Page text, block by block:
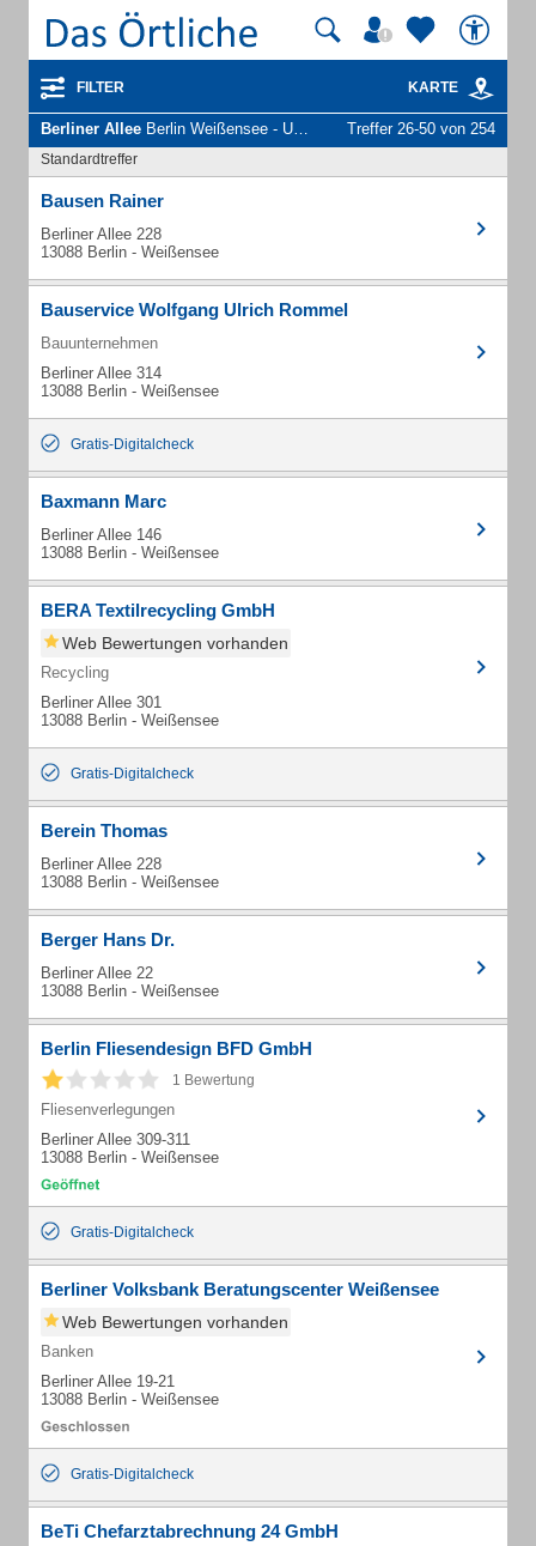
FILTER KARTE
Berliner Allee Berlin Weißensee - Unternehmen und Personen Treffer 26-50 von 254
Standardtreffer
Bausen Rainer
Berliner Allee 228
13088 Berlin - Weißensee
Bauservice Wolfgang Ulrich Rommel
Bauunternehmen
Berliner Allee 314
13088 Berlin - Weißensee
Gratis-Digitalcheck
Baxmann Marc
Berliner Allee 146
13088 Berlin - Weißensee
BERA Textilrecycling GmbH
Web Bewertungen vorhanden
Recycling
Berliner Allee 301
13088 Berlin - Weißensee
Gratis-Digitalcheck
Berein Thomas
Berliner Allee 228
13088 Berlin - Weißensee
Berger Hans Dr.
Berliner Allee 22
13088 Berlin - Weißensee
Berlin Fliesendesign BFD GmbH
1 Bewertung
Fliesenverlegungen
Berliner Allee 309-311
13088 Berlin - Weißensee
Gratis-Digitalcheck
Berliner Volksbank Beratungscenter Weißensee
Web Bewertungen vorhanden
Banken
Berliner Allee 19-21
13088 Berlin - Weißensee
Gratis-Digitalcheck
BeTi Chefarztabrechnung 24 GmbH